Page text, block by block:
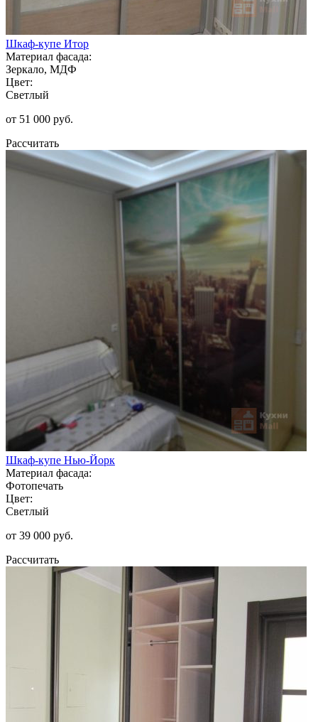
Шкаф-купе Итор
Материал фасада:
Зеркало, МДФ
Цвет:
Светлый
от 51 000 руб.
Рассчитать
Шкаф-купе Нью-Йорк
Материал фасада:
Фотопечать
Цвет:
Светлый
от 39 000 руб.
Рассчитать